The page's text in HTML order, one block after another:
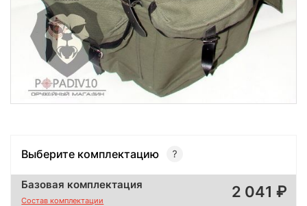
Выберите комплектацию
Базовая комплектация
Состав комплектации 2 041